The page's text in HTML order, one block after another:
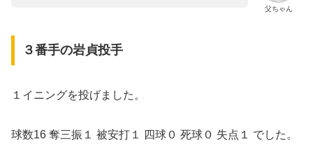
父ちゃん
３番手の岩貞投手
１イニングを投げました。
球数16 奪三振１ 被安打１ 四球０ 死球０ 失点１ でした。